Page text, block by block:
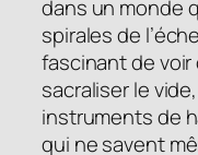
dans un monde
spirales de
fascinant de
sacraliser le
instruments de
qui ne savent